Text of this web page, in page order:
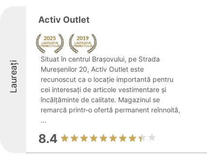
Laureați
Activ Outlet
Situat în centrul Brașovului, pe Strada
Mureșenilor 20, Activ Outlet este
recunoscut ca o locație importantă pentru
cei interesați de articole vestimentare și
încălțăminte de calitate. Magazinul se
remarcă printr-o ofertă permanent reînnoită,
...
8.4